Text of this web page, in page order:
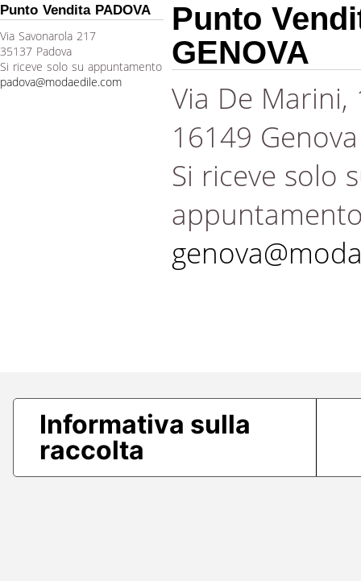
Punto Vendita PADOVA
Via Savonarola 217
35137 Padova
Si riceve solo su appuntamento
padova@modaedile.com
Punto
GENOVA
Via De Marini,
16149 Genova
Si riceve solo
Informativa sulla
raccolta